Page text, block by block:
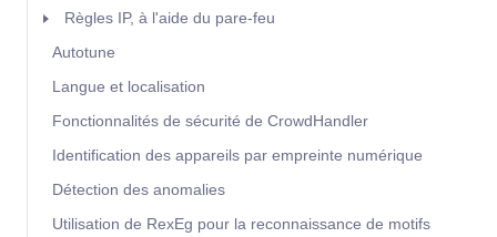
Règles IP, à l'aide du pare-feu
Autotune
Langue et localisation
Fonctionnalités de sécurité de CrowdHandler
Identification des appareils par empreinte numérique
Détection des anomalies
Utilisation de RexEg pour la reconnaissance de motifs